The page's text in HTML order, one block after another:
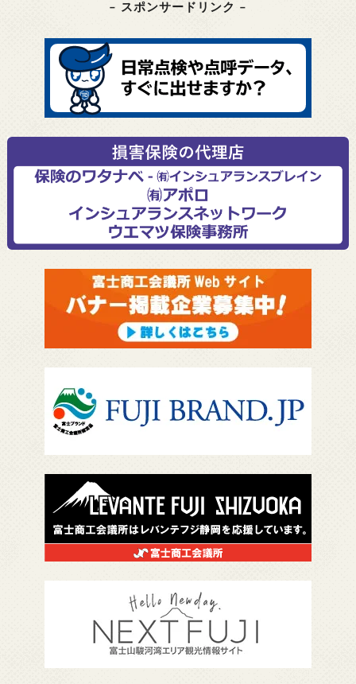
– スポンサードリンク –